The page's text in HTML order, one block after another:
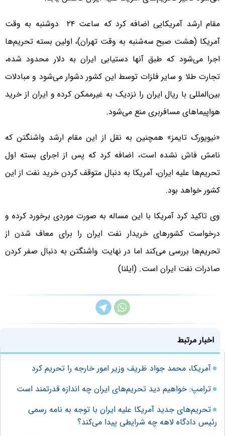
مقام ارشد آمریکایی اضافه کرد که ساعت ۲۴ دوشنبه به وقت
آمریکا (هشت صبح سه‌شنبه به وقت تهران)، اولین بسته تحریم‌ها
اجرا می‌شود که طبق آنها دستیابی ایران به دلار محدود شده،‌
تجارت طلا و سایر فلزات توسط این کشور دشوار می‌شود و مبادلات
بین‌المللی با ریال ایران را نزدیک به غیرممکن کرده و ایران از خرید
هواپیماهای مسافربری منع می‌شود.
«نیویورک تایمز» همچنین به نقل از این مقام ارشد واشنگتن که
نامش فاش نشده است، اضافه کرد که پس از اجرای بسته اول
تحریم‌ها علیه ایران، آمریکا به دنبال متوقف کردن خرید نفت از این
کشور خواهد بود.
وی تاکید کرد آمریکا با این مساله به صورت موردی برخورد کرده و
درخواست کشور‌های خریدار نفت ایران را برای معاف شدن از
تحریم‌ها بررسی می‌کند اما در نهایت واشنگتن به دنبال صفر کردن
صادرات نفت ایران است. (ایلنا)
اخبار مرتبط
آمریکا، محمد جواد ظریف وزیر امور خارجه را تحریم کرد
ترامپ: خواهیم دید تحریم‌های ایران چه اندازه قدرتمند است
تحریم‌های جدید آمریکا علیه ایران با توجه به نامه رسمی
رئیس دادگاه لاهه چه شرایطی پیدا می‌کند؟